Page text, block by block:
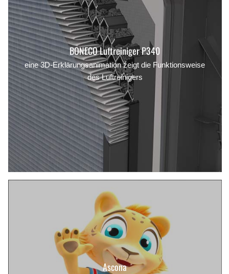
BONECO Luftreiniger P340
eine 3D-Erklärungsanimation zeigt die Funktionsweise
des Luftreinigers
Ascona